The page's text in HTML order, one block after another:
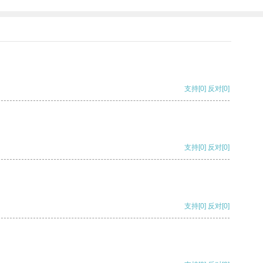
支持[0] 反对[0]
支持[0] 反对[0]
支持[0] 反对[0]